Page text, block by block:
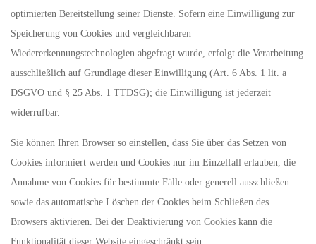
optimierten Bereitstellung seiner Dienste. Sofern eine Einwilligung zur
Speicherung von Cookies und vergleichbaren
Wiedererkennungstechnologien abgefragt wurde, erfolgt die Verarbeitung
ausschließlich auf Grundlage dieser Einwilligung (Art. 6 Abs. 1 lit. a
DSGVO und § 25 Abs. 1 TTDSG); die Einwilligung ist jederzeit
widerrufbar.
Sie können Ihren Browser so einstellen, dass Sie über das Setzen von
Cookies informiert werden und Cookies nur im Einzelfall erlauben, die
Annahme von Cookies für bestimmte Fälle oder generell ausschließen
sowie das automatische Löschen der Cookies beim Schließen des
Browsers aktivieren. Bei der Deaktivierung von Cookies kann die
Funktionalität dieser Website eingeschränkt sein.